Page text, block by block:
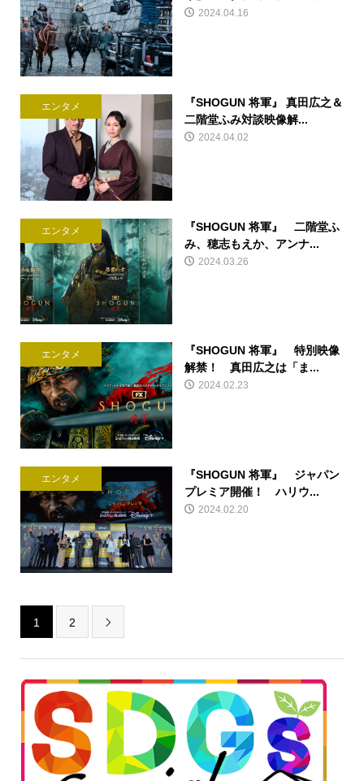
2024.04.16
エンタメ
『SHOGUN 将軍』 真田広之＆
二階堂ふみ対談映像解...
2024.04.02
エンタメ
『SHOGUN 将軍』 二階堂ふ
み、穂志もえか、アンナ...
2024.03.26
エンタメ
『SHOGUN 将軍』 特別映像
解禁！ 真田広之は「ま...
2024.02.23
エンタメ
『SHOGUN 将軍』 ジャパン
プレミア開催！ ハリウ...
2024.02.20
1 2 